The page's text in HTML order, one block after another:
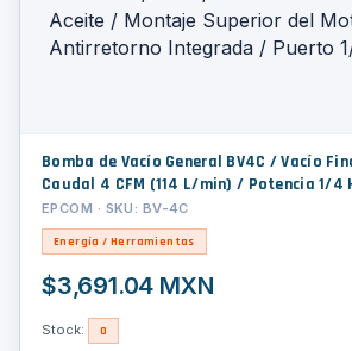
Bomba de Vacío General BV4C / Vacío
Caudal 4 CFM (114 L/min) / Potencia 1/4
Retroceso de Aceite / Montaje Superior
Antirretorno Integrada / Puerto 1/4 SAE
EPCOM · SKU: BV-4C
Energía / Herramientas
$3,691.04 MXN
Stock: 0